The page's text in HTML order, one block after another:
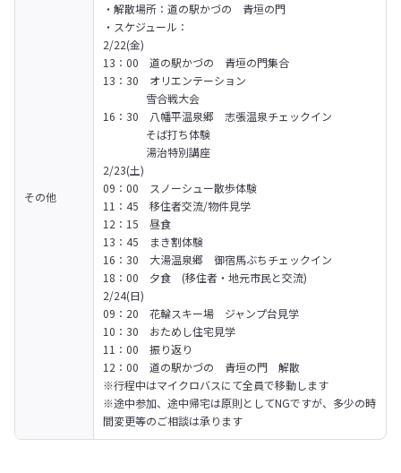
その他
・解散場所：道の駅かづの　青垣の門
・スケジュール：
2/22(金)
13：00　道の駅かづの　青垣の門集合
13：30　オリエンテーション
雪合戦大会
16：30　八幡平温泉郷　志張温泉チェックイン
そば打ち体験
湯治特別講座
2/23(土)
09：00　スノーシュー散歩体験
11：45　移住者交流/物件見学
12：15　昼食
13：45　まき割体験
16：30　大湯温泉郷　御宿馬ぶちチェックイン
18：00　夕食　(移住者・地元市民と交流)
2/24(日)
09：20　花輪スキー場　ジャンプ台見学
10：30　おためし住宅見学
11：00　振り返り
12：00　道の駅かづの　青垣の門　解散
※行程中はマイクロバスにて全員で移動します
※途中参加、途中帰宅は原則としてNGですが、多少の時
間変更等のご相談は承ります